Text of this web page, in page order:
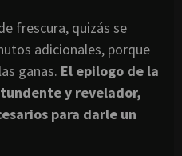
frescura, quizás se
adicionales, porque
ganas. El epilogo de la
y revelador,
para darle un